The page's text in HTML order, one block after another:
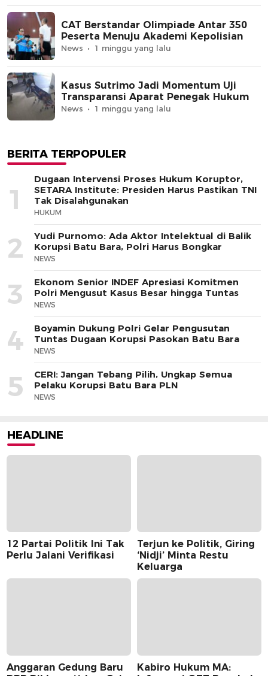
CAT Berstandar Olimpiade Antar 350
Peserta Menuju Akademi Kepolisian
News 1 minggu yang lalu
Kasus Sutrimo Jadi Momentum Uji
Transparansi Aparat Penegak Hukum
News 1 minggu yang lalu
BERITA TERPOPULER
1
Dugaan Intervensi Proses Hukum Koruptor,
SETARA Institute: Presiden Harus Pastikan TNI
Tak Disalahgunakan
HUKUM
2
Yudi Purnomo: Ada Aktor Intelektual di Balik
Korupsi Batu Bara, Polri Harus Bongkar
NEWS
3
Ekonom Senior INDEF Apresiasi Komitmen
Polri Mengusut Kasus Besar hingga Tuntas
NEWS
4
Boyamin Dukung Polri Gelar Pengusutan
Tuntas Dugaan Korupsi Pasokan Batu Bara
NEWS
5
CERI: Jangan Tebang Pilih, Ungkap Semua
Pelaku Korupsi Batu Bara PLN
NEWS
HEADLINE
12 Partai Politik Ini Tak
Perlu Jalani Verifikasi
Terjun ke Politik, Giring
‘Nidji’ Minta Restu
Keluarga
Anggaran Gedung Baru
Kabiro Hukum MA: